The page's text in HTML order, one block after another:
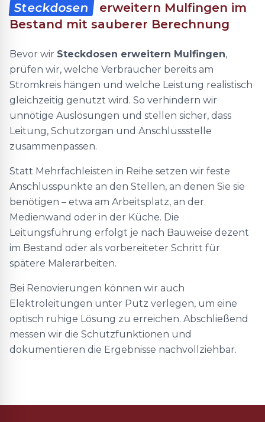
Steckdosen
erweitern Mulfingen im
Bestand mit sauberer Berechnung
Bevor wir Steckdosen erweitern Mulfingen,
prüfen wir, welche Verbraucher bereits am
Stromkreis hängen und welche Leistung realistisch
gleichzeitig genutzt wird. So verhindern wir
unnötige Auslösungen und stellen sicher, dass
Leitung, Schutzorgan und Anschlussstelle
zusammenpassen.
Statt Mehrfachleisten in Reihe setzen wir feste
Anschlusspunkte an den Stellen, an denen Sie sie
benötigen – etwa am Arbeitsplatz, an der
Medienwand oder in der Küche. Die
Leitungsführung erfolgt je nach Bauweise dezent
im Bestand oder als vorbereiteter Schritt für
spätere Malerarbeiten.
Bei Renovierungen können wir auch
Elektroleitungen unter Putz verlegen, um eine
optisch ruhige Lösung zu erreichen. Abschließend
messen wir die Schutzfunktionen und
dokumentieren die Ergebnisse nachvollziehbar.